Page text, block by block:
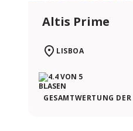
Altis Prime
LISBOA
GESAMTWERTUNG